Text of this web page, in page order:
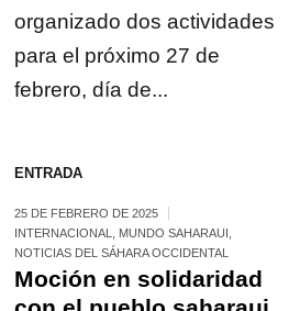
organizado dos actividades
para el próximo 27 de
febrero, día de...
ENTRADA
25 DE FEBRERO DE 2025
INTERNACIONAL
MUNDO SAHARAUI
NOTICIAS DEL SÁHARA OCCIDENTAL
Moción en solidaridad